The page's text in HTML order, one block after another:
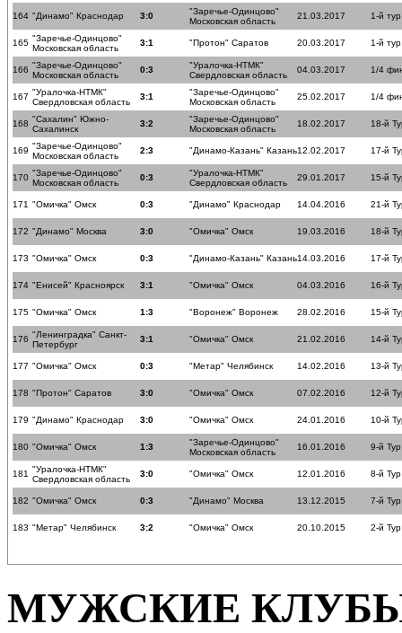
164 "Динамо" Краснодар 3:0
"Заречье-Одинцово"
Московская область
21.03.2017 1-й
165 "Заречье-Одинцово"
Московская область
3:1 "Протон" Саратов 20.03.2017 1-й
166 "Заречье-Одинцово"
Московская область
0:3
"Уралочка-НТМК"
Свердловская область
04.03.2017 1/4
167 "Уралочка-НТМК"
Свердловская область
3:1
"Заречье-Одинцово"
Московская область
25.02.2017 1/4
168 "Сахалин" Южно-
Сахалинск
3:2
"Заречье-Одинцово"
Московская область
18.02.2017 18-й
169 "Заречье-Одинцово"
Московская область
2:3 "Динамо-Казань" Казань12.02.2017 17-й
170 "Заречье-Одинцово"
Московская область
0:3
"Уралочка-НТМК"
Свердловская область
29.01.2017 15-й
171 "Омичка" Омск 0:3 "Динамо" Краснодар 14.04.2016 21-й
172 "Динамо" Москва 3:0 "Омичка" Омск 19.03.2016 18-й
173 "Омичка" Омск 0:3 "Динамо-Казань" Казань14.03.2016 17-й
174 "Енисей" Красноярск 3:1 "Омичка" Омск 04.03.2016 16-й
175 "Омичка" Омск 1:3 "Воронеж" Воронеж 28.02.2016 15-й
176 "Ленинградка" Санкт-
Петербург
3:1 "Омичка" Омск 21.02.2016 14-й
177 "Омичка" Омск 0:3 "Метар" Челябинск 14.02.2016 13-й
178 "Протон" Саратов 3:0 "Омичка" Омск 07.02.2016 12-й
179 "Динамо" Краснодар 3:0 "Омичка" Омск 24.01.2016 10-й
180 "Омичка" Омск 1:3
"Заречье-Одинцово"
Московская область
16.01.2016 9-й Тур
181 "Уралочка-НТМК"
Свердловская область
3:0 "Омичка" Омск 12.01.2016 8-й Тур
182 "Омичка" Омск 0:3 "Динамо" Москва 13.12.2015 7-й Тур
183 "Метар" Челябинск 3:2 "Омичка" Омск 20.10.2015 2-й Тур
МУЖСКИЕ